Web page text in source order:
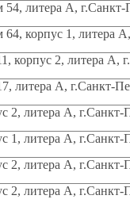
литера А, г.Санкт-
корпус 1, литера
корпус 2, литера А,
литера А, г.Санкт-
2, литера А, г.Санкт-
1, литера А, г.Санкт-
2, литера А, г.Санкт-
2, литера А, г.Санкт-